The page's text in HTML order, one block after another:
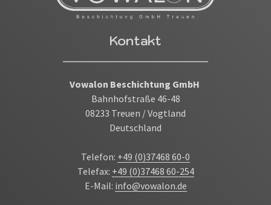
Kontakt
Vowalon Beschichtung GmbH
Bahnhofstraße 46-48
08233 Treuen / Vogtland
Deutschland
Telefon: +49 (0)37468 60-0
Telefax: +49 (0)37468 60-254
E-Mail: info@vowalon.de